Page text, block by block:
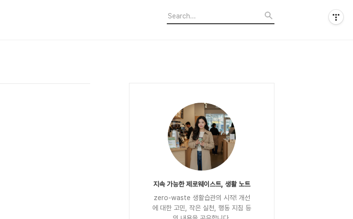
지속 가능한 제로웨이스트, 생활 노트
zero-waste 생활습관의 시작! 개선
에 대한 고민, 작은 실천, 행동 지침 등